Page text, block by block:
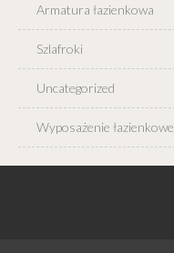
Armatura łazienkowa
Szlafroki
Uncategorized
Wyposażenie łazienkowe